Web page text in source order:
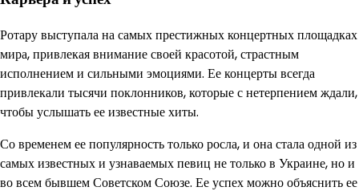
Ротару выступала на самых престижных концертных площадках
мира, привлекая внимание своей красотой, страстным
исполнением и сильными эмоциями. Ее концерты всегда
привлекали тысячи поклонников, которые с нетерпением ждали,
чтобы услышать ее известные хиты.
Со временем ее популярность только росла, и она стала одной из
самых известных и узнаваемых певиц не только в Украине, но и
во всем бывшем Советском Союзе. Ее успех можно объяснить ее